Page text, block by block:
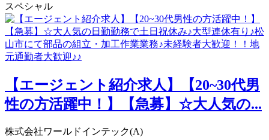
スペシャル
【エージェント紹介求人】【20~30代男
性の方活躍中！】【急募】☆大人気の...
株式会社ワールドインテック(A)